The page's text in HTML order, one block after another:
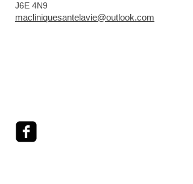
J6E 4N9
macliniquesantelavie@outlook.com